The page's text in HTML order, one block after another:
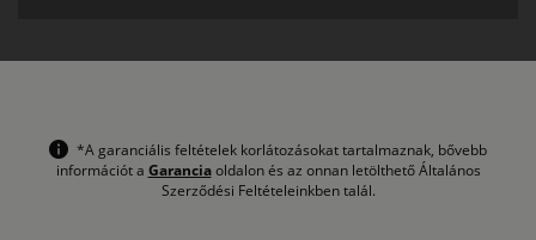
*A garanciális feltételek korlátozásokat tartalmaznak, bővebb
információt a Garanciaoldalon és az onnan letölthető Általános
Szerződési Feltételeinkben talál.